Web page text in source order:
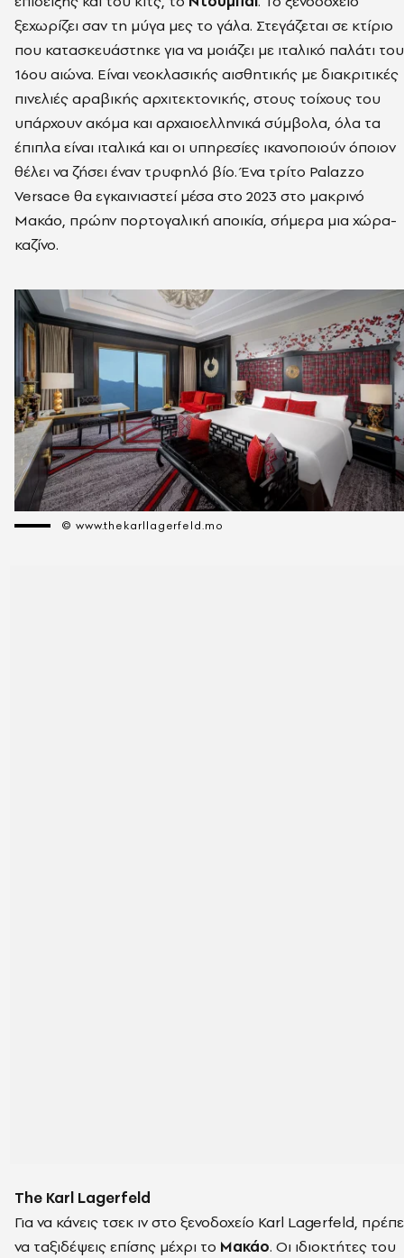
ξεχωρίζει σαν τη μύγα μες το γάλα. Στεγάζεται σε κτίριο
που κατασκευάστηκε για να μοιάζει με ιταλικό παλάτι του
16ου αιώνα. Είναι νεοκλασικής αισθητικής με διακριτικές
πινελιές αραβικής αρχιτεκτονικής, στους τοίχους του
υπάρχουν ακόμα και αρχαιοελληνικά σύμβολα, όλα τα
έπιπλα είναι ιταλικά και οι υπηρεσίες ικανοποιούν όποιον
θέλει να ζήσει έναν τρυφηλό βίο. Ένα τρίτο Palazzo
Versace θα εγκαινιαστεί μέσα στο 2023 στο μακρινό
Μακάο, πρώην πορτογαλική αποικία, σήμερα μια χώρα-
καζίνο.
© www.thekarllagerfeld.mo
The Karl Lagerfeld
Για να κάνεις τσεκ ιν στο ξενοδοχείο Karl Lagerfeld,
να ταξιδέψεις επίσης μέχρι το Μακάο. Οι ιδιοκτήτες του